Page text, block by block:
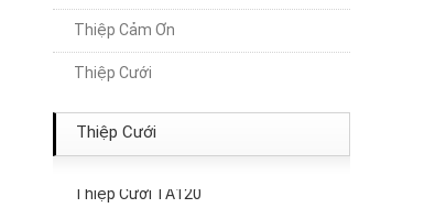
Thiệp Cảm Ơn
Thiệp Cưới
Thiệp Cưới
Thiệp Cưới TA251A
Thiệp Cưới TA194